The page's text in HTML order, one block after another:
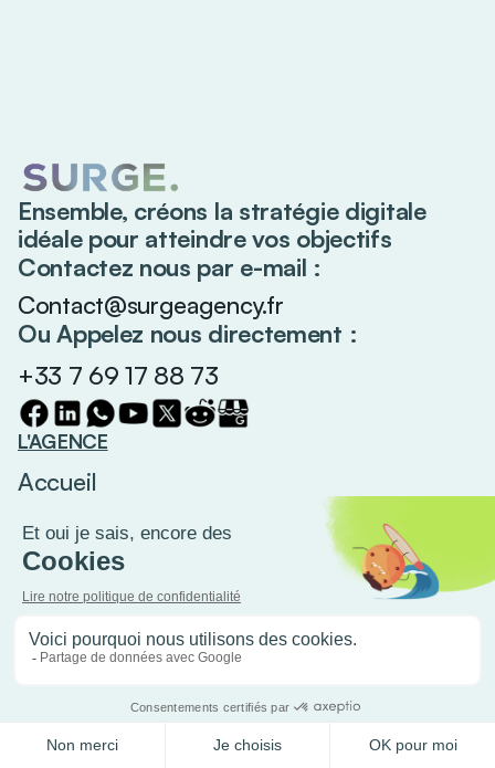
Ensemble, créons la stratégie digitale
idéale pour atteindre vos objectifs
Contactez nous par e-mail :
Contact@surgeagency.fr
Ou Appelez nous directement :
+33 7 69 17 88 73
L'AGENCE
Accueil
Notre ADN
Nos Services
Le Blog
L'agence À Montélimar